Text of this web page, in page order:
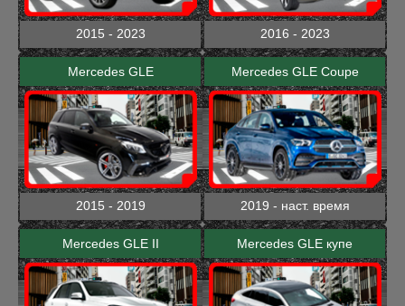
2015 - 2023 2016 - 2023
Mercedes GLE
2015 - 2019
Mercedes GLE Coupe
2019 - наст. время
Mercedes GLE II Mercedes GLE купе